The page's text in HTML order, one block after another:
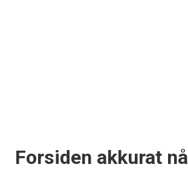
Forsiden akkurat nå